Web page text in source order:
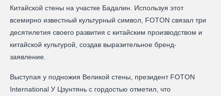
Китайской стены на участке Бадалин. Используя этот
всемирно известный культурный символ, FOTON связал три
десятилетия своего развития с китайским производством и
китайской культурой, создав выразительное бренд-
заявление.
Выступая у подножия Великой стены, президент FOTON
International У Цзунтянь с гордостью отметил, что